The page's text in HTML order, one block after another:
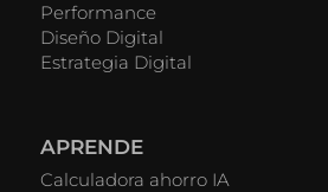
Performance
Diseño Digital
Estrategia Digital
APRENDE
Calculadora ahorro IA